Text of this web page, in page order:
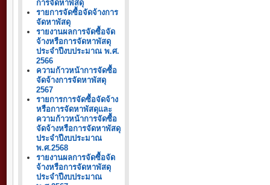
การจัดหาพัสดุ
รายการจัดซื้อจัดจ้างการ
จัดหาพัสดุ
รายงานผลการจัดซื้อจัด
จ้างหรือการจัดหาพัสดุ
ประจำปีงบประมาณ พ.ศ.
2566
ความก้าวหน้าการจัดซื้อ
จัดจ้างการจัดหาพัสดุ
2567
รายการการจัดซื้อจัดจ้าง
หรือการจัดหาพัสดุและ
ความก้าวหน้าการจัดซื้อ
จัดจ้างหรือการจัดหาพัสดุ
ประจำปีงบประมาณ
พ.ศ.2568
รายงานผลการจัดซื้อจัด
จ้างหรือการจัดหาพัสดุ
ประจำปีงบประมาณ